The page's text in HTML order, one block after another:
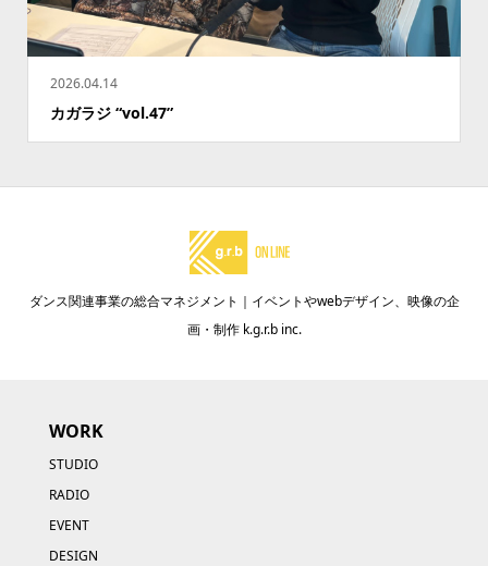
2026.04.14
カガラジ “vol.47”
ダンス関連事業の総合マネジメント｜イベントやwebデザイン、映像の企
画・制作 k.g.r.b inc.
WORK
STUDIO
RADIO
EVENT
DESIGN